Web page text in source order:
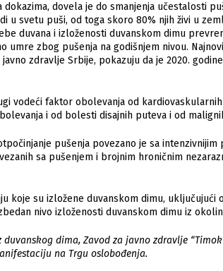
dovela je do smanjenja učestalosti
u svetu puši, od toga skoro 80% njih živi u
duvana i izloženosti duvanskom dimu
umre zbog pušenja na godišnjem nivou.
zdravlje Srbije, pokazuju da je 2020.
vodeći faktor obolevanja od
i od bolesti disajnih puteva i od
pušenja povezano je sa
sa pušenjem i brojnim hroničnim
koje su izložene duvanskom dimu, uključujući
nivo izloženosti duvanskom dimu iz
dima, Zavod za javno zdravlje
na Trgu oslobođenja.